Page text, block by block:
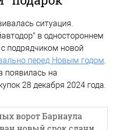
ситуация.
в одностороннем
подрядчиком новой
перед Новым годом
появилась на
28 декабря 2024 года.
ворот Барнаула